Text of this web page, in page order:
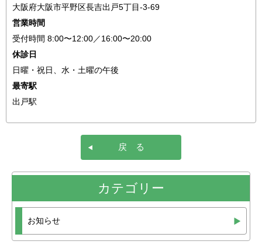
大阪府大阪市平野区長吉出戸5丁目-3-69
営業時間
受付時間 8:00〜12:00／16:00〜20:00
休診日
日曜・祝日、水・土曜の午後
最寄駅
出戸駅
戻 る
カテゴリー
お知らせ